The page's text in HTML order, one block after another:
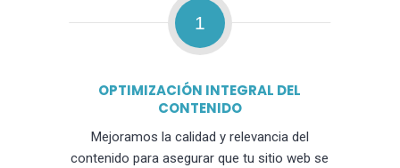
1
OPTIMIZACIÓN INTEGRAL DEL
CONTENIDO
Mejoramos la calidad y relevancia del
contenido para asegurar que tu sitio web se